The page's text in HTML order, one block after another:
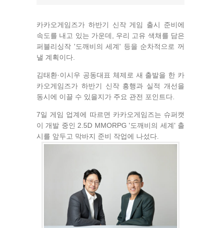
카카오게임즈가 하반기 신작 게임 출시 준비에
속도를 내고 있는 가운데, 우리 고유 색채를 담은
퍼블리싱작 '도깨비의 세계' 등을 순차적으로 꺼
낼 계획이다.
김태환·이시우 공동대표 체제로 새 출발을 한 카
카오게임즈가 하반기 신작 흥행과 실적 개선을
동시에 이끌 수 있을지가 주요 관전 포인트다.
7일 게임 업계에 따르면 카카오게임즈는 슈퍼캣
이 개발 중인 2.5D MMORPG '도깨비의 세계' 출
시를 앞두고 막바지 준비 작업에 나섰다.